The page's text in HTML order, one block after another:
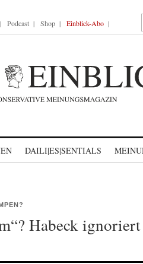
Podcast Shop Einblick-Abo
DAILI|ES|SENTIALS
Habeck ignoriert